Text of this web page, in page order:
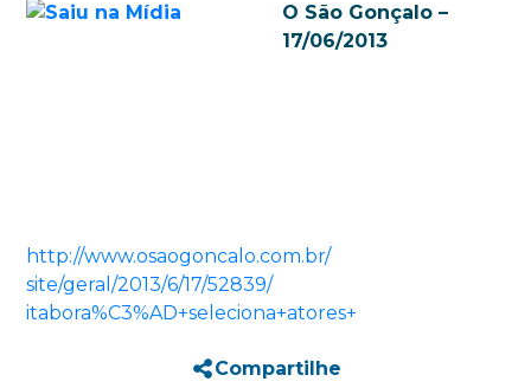
O São Gonçalo –
17/06/2013
http://www.osaogoncalo.com.br/
site/geral/2013/6/17/52839/
itabora%C3%AD+seleciona+atores+
Compartilhe